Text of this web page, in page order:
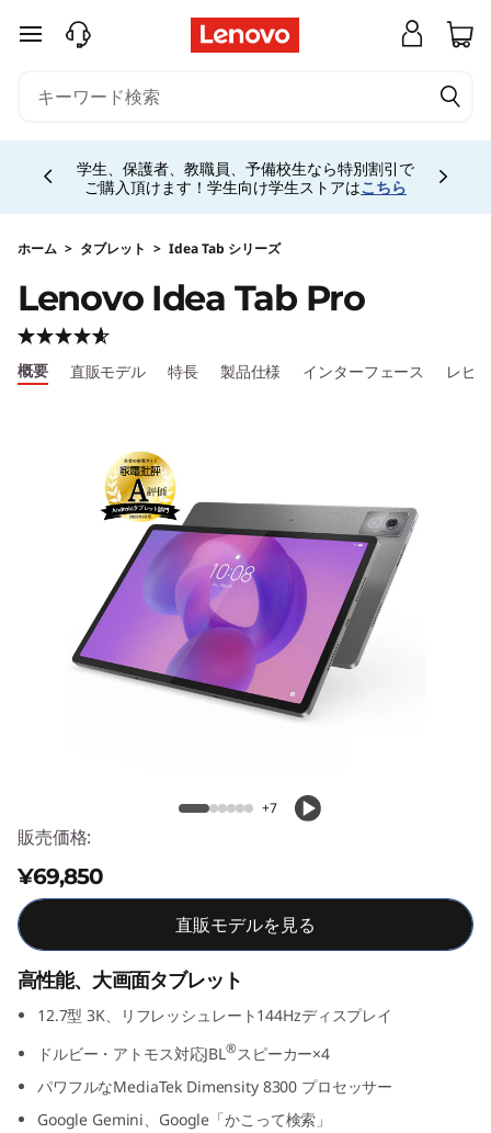
v
o
d
e
メインコンテンツにスキップする
学生、保護者、教職員、予備校生なら特別割引で
ご購入頂けます！学生向け学生ストアはこちら
ホーム > タブレット > Idea Tab シリーズ
Lenovo Idea Tab Pro
概要 直販モデル 特長 製品仕様 インターフェース レビ
+7
販売価格:
¥69,850
直販モデルを見る
高性能、大画面タブレット
12.7型 3K、リフレッシュレート144Hzディスプレイ
ドルビー・アトモス対応JBL® スピーカー×4
パワフルなMediaTek Dimensity 8300 プロセッサー
Google Gemini、Google「かこって検索」